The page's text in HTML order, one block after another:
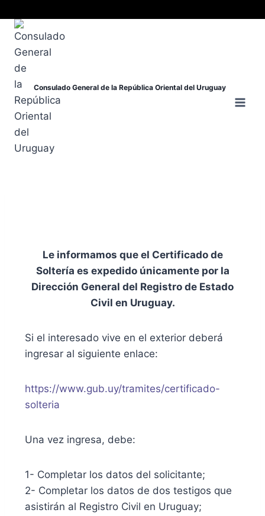
Consulado General de la República Oriental del Uruguay
Le informamos que el Certificado de
Soltería es expedido únicamente por la
Dirección General del Registro de Estado
Civil en Uruguay.
Si el interesado vive en el exterior deberá
ingresar al siguiente enlace:
https://www.gub.uy/tramites/certificado-
solteria
Una vez ingresa, debe:
1- Completar los datos del solicitante;
2- Completar los datos de dos testigos que
asistirán al Registro Civil en Uruguay;